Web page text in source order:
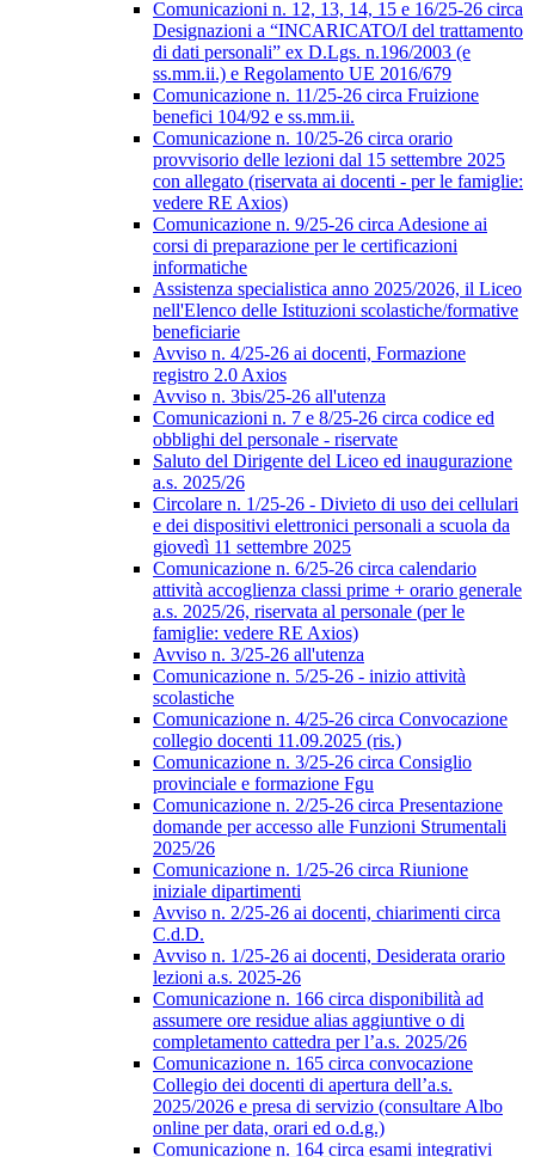
Comunicazioni n. 12, 13, 14, 15 e 16/25-26 circa
Designazioni a “INCARICATO/I del trattamento
di dati personali” ex D.Lgs. n.196/2003 (e
ss.mm.ii.) e Regolamento UE 2016/679
Comunicazione n. 11/25-26 circa Fruizione
benefici 104/92 e ss.mm.ii.
Comunicazione n. 10/25-26 circa orario
provvisorio delle lezioni dal 15 settembre 2025
con allegato (riservata ai docenti - per le famiglie:
vedere RE Axios)
Comunicazione n. 9/25-26 circa Adesione ai
corsi di preparazione per le certificazioni
informatiche
Assistenza specialistica anno 2025/2026, il Liceo
nell'Elenco delle Istituzioni scolastiche/formative
beneficiarie
Avviso n. 4/25-26 ai docenti, Formazione
registro 2.0 Axios
Avviso n. 3bis/25-26 all'utenza
Comunicazioni n. 7 e 8/25-26 circa codice ed
obblighi del personale - riservate
Saluto del Dirigente del Liceo ed inaugurazione
a.s. 2025/26
Circolare n. 1/25-26 - Divieto di uso dei cellulari
e dei dispositivi elettronici personali a scuola da
giovedì 11 settembre 2025
Comunicazione n. 6/25-26 circa calendario
attività accoglienza classi prime + orario generale
a.s. 2025/26, riservata al personale (per le
famiglie: vedere RE Axios)
Avviso n. 3/25-26 all'utenza
Comunicazione n. 5/25-26 - inizio attività
scolastiche
Comunicazione n. 4/25-26 circa Convocazione
collegio docenti 11.09.2025 (ris.)
Comunicazione n. 3/25-26 circa Consiglio
provinciale e formazione Fgu
Comunicazione n. 2/25-26 circa Presentazione
domande per accesso alle Funzioni Strumentali
2025/26
Comunicazione n. 1/25-26 circa Riunione
iniziale dipartimenti
Avviso n. 2/25-26 ai docenti, chiarimenti circa
C.d.D.
Avviso n. 1/25-26 ai docenti, Desiderata orario
lezioni a.s. 2025-26
Comunicazione n. 166 circa disponibilità ad
assumere ore residue alias aggiuntive o di
completamento cattedra per l’a.s. 2025/26
Comunicazione n. 165 circa convocazione
Collegio dei docenti di apertura dell’a.s.
2025/2026 e presa di servizio (consultare Albo
online per data, orari ed o.d.g.)
Comunicazione n. 164 circa esami integrativi